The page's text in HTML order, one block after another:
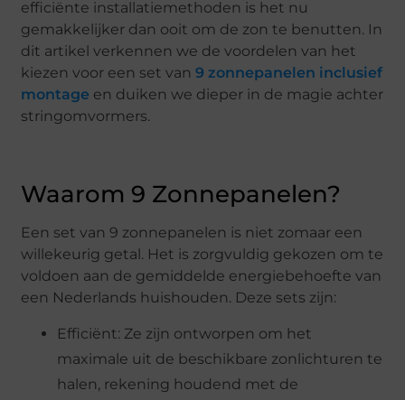
efficiënte installatiemethoden is het nu
gemakkelijker dan ooit om de zon te benutten. In
dit artikel verkennen we de voordelen van het
kiezen voor een set van9 zonnepanelen inclusief
montage en duiken we dieper in de magie achter
stringomvormers.
Waarom 9 Zonnepanelen?
Een set van 9 zonnepanelen is niet zomaar een
willekeurig getal. Het is zorgvuldig gekozen om te
voldoen aan de gemiddelde energiebehoefte van
een Nederlands huishouden. Deze sets zijn:
Efficiënt: Ze zijn ontworpen om het
maximale uit de beschikbare zonlichturen te
halen, rekening houdend met de